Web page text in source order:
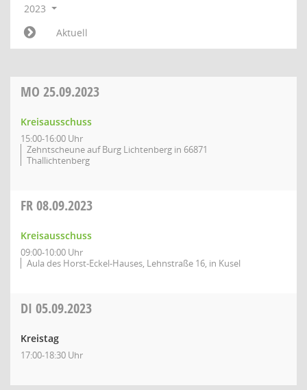
2023
Aktuell
MO 25.09.2023
Kreisausschuss
15:00-16:00 Uhr
Zehntscheune auf Burg Lichtenberg in 66871
Thallichtenberg
FR08.09.2023
Kreisausschuss
09:00-10:00 Uhr
Aula des Horst-Eckel-Hauses, Lehnstraße 16, in Kusel
DI 05.09.2023
Kreistag
17:00-18:30 Uhr